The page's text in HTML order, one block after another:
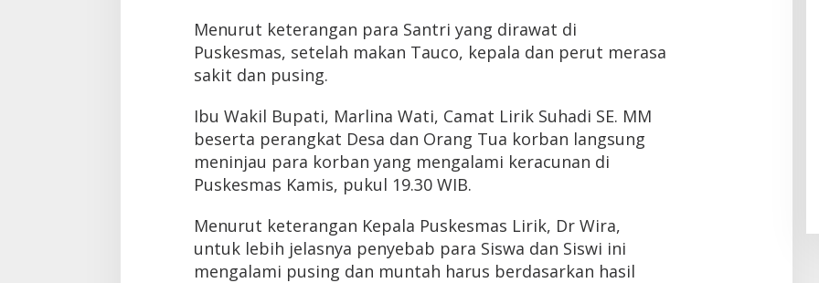
Menurut keterangan para Santri yang dirawat di
Puskesmas, setelah makan Tauco, kepala dan perut merasa
sakit dan pusing.
Ibu Wakil Bupati, Marlina Wati, Camat Lirik Suhadi SE. MM
beserta perangkat Desa dan Orang Tua korban langsung
meninjau para korban yang mengalami keracunan di
Puskesmas Kamis, pukul 19.30 WIB.
Menurut keterangan Kepala Puskesmas Lirik, Dr Wira,
untuk lebih jelasnya penyebab para Siswa dan Siswi ini
mengalami pusing dan muntah harus berdasarkan hasil